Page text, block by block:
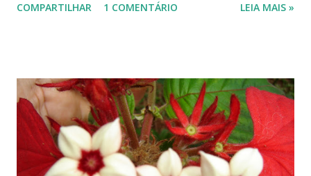
não é? Ahra... Meu vestido! Que brincos compro pra
começamos: uma bola colorida aqui, outra ali, a estrela, o
papai-noel, os presentes e os sonhos. Sonhos. Qual foi meu
sonho de natal? E o de fim de ano? O que fiz que não farei
no ano novo? E o que pretendo mesmo fazer no novo ano?
Novo Ano. Ano Novo. Este ano "tudo vai ser diferente".
COMPARTILHAR 1 COMENTÁRIO LEIA MAIS »